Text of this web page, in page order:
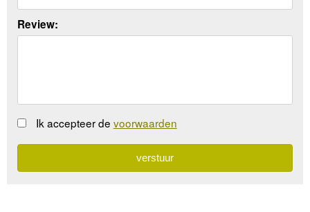
Review:
Ik accepteer de voorwaarden